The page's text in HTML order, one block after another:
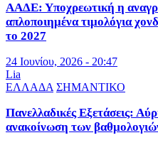
ΑΑΔΕ: Υποχρεωτική η
απλοποιημένα τιμολόγια
το 2027
24 Ιουνίου, 2026 - 20:47
Lia
ΕΛΛΑΔΑ ΣΗΜΑΝΤΙΚΟ
Πανελλαδικές Εξετάσεις:
ανακοίνωση των